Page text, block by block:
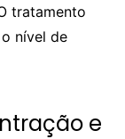
tratamento
nível de
e